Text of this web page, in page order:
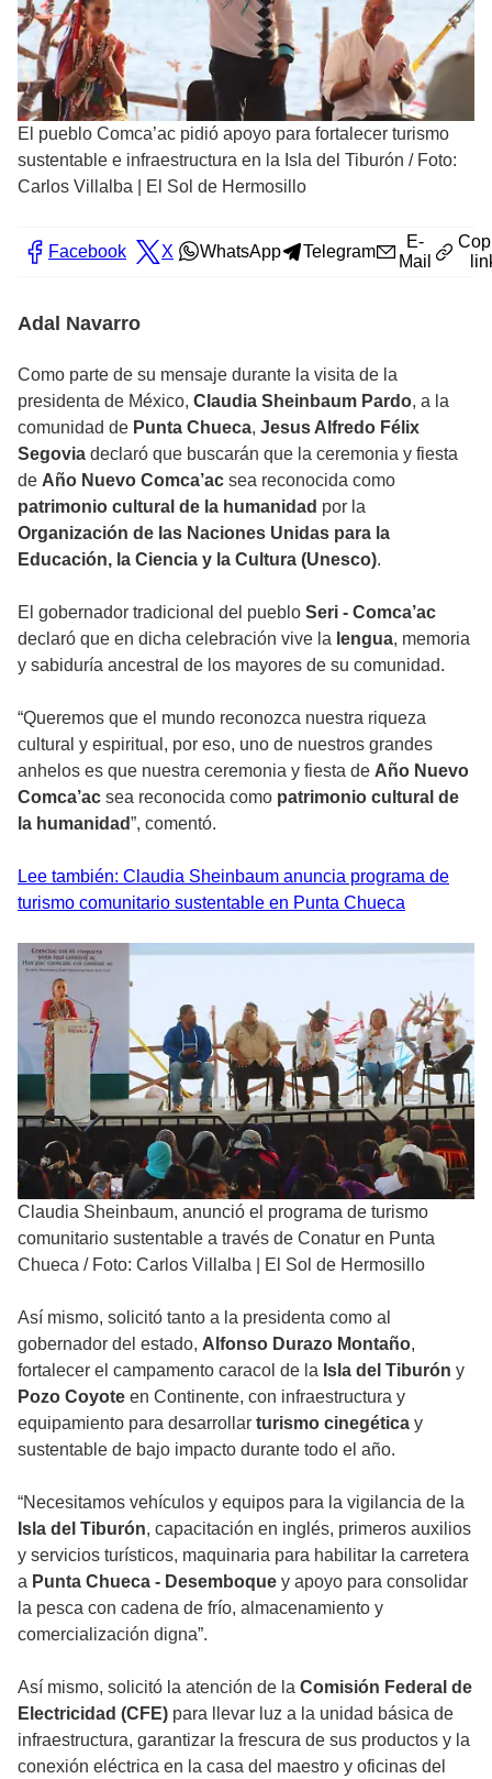
El pueblo Comca’ac pidió apoyo para fortalecer turismo
sustentable e infraestructura en la Isla del Tiburón / Foto:
Carlos Villalba | El Sol de Hermosillo
Facebook X WhatsApp Telegram
E-
Mail
Adal Navarro
Como parte de su mensaje durante la visita de la
presidenta de México, Claudia Sheinbaum Pardo, a la
comunidad de Punta Chueca, Jesus Alfredo Félix
Segovia declaró que buscarán que la ceremonia y fiesta
de Año Nuevo Comca’ac sea reconocida como
patrimonio cultural de la humanidad por la
Organización de las Naciones Unidas para la
Educación, la Ciencia y la Cultura (Unesco).
El gobernador tradicional del pueblo Seri - Comca’ac
declaró que en dicha celebración vive la lengua, memoria
y sabiduría ancestral de los mayores de su comunidad.
“Queremos que el mundo reconozca nuestra riqueza
cultural y espiritual, por eso, uno de nuestros grandes
anhelos es que nuestra ceremonia y fiesta de Año Nuevo
Comca’ac sea reconocida como patrimonio cultural de
la humanidad”, comentó.
Lee también: Claudia Sheinbaum anuncia programa de
turismo comunitario sustentable en Punta Chueca
Claudia Sheinbaum, anunció el programa de turismo
comunitario sustentable a través de Conatur en Punta
Chueca / Foto: Carlos Villalba | El Sol de Hermosillo
Así mismo, solicitó tanto a la presidenta como al
gobernador del estado, Alfonso Durazo Montaño,
fortalecer el campamento caracol de la Isla del Tiburón y
Pozo Coyote en Continente, con infraestructura y
equipamiento para desarrollar turismo cinegética y
sustentable de bajo impacto durante todo el año.
“Necesitamos vehículos y equipos para la vigilancia de la
Isla del Tiburón, capacitación en inglés, primeros auxilios
y servicios turísticos, maquinaria para habilitar la carretera
a Punta Chueca - Desemboque y apoyo para consolidar
la pesca con cadena de frío, almacenamiento y
comercialización digna”.
Así mismo, solicitó la atención de la Comisión Federal de
Electricidad (CFE) para llevar luz a la unidad básica de
infraestructura, garantizar la frescura de sus productos y la
conexión eléctrica en la casa del maestro y oficinas del